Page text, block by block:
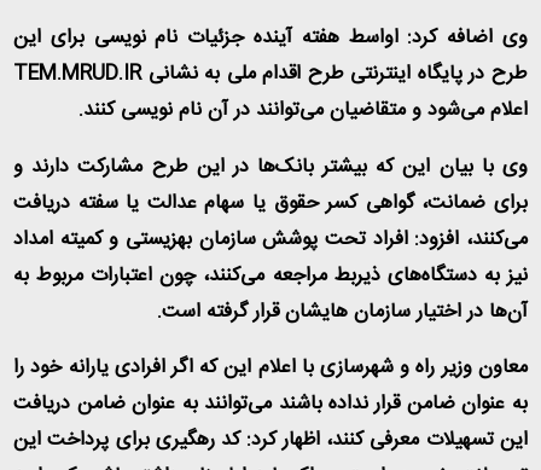
وی اضافه کرد: اواسط هفته آینده جزئیات نام نویسی برای این
طرح در پایگاه اینترنتی طرح اقدام ملی به نشانی TEM.MRUD.IR
اعلام می‌شود و متقاضیان می‌توانند در آن نام نویسی کنند.
وی با بیان این که بیشتر بانک‌ها در این طرح مشارکت دارند و
برای ضمانت، گواهی کسر حقوق یا سهام عدالت یا سفته دریافت
می‌کنند، افزود: افراد تحت پوشش سازمان بهزیستی و کمیته امداد
نیز به دستگاه‌های ذیربط مراجعه می‌کنند، چون اعتبارات مربوط به
آن‌ها در اختیار سازمان هایشان قرار گرفته است.
معاون وزیر راه و شهرسازی با اعلام این که اگر افرادی یارانه خود را
به عنوان ضامن قرار نداده باشند می‌توانند به عنوان ضامن دریافت
این تسهیلات معرفی کنند، اظهار کرد: کد رهگیری برای پرداخت این